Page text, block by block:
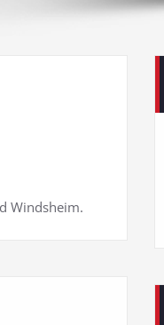
Windsheim.